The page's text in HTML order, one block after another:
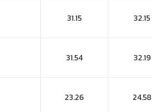
31.15 32.15
31.54 32.19
23.26 24.58